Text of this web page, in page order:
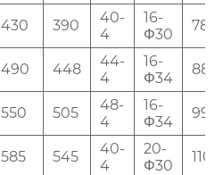
430 390
40-
4
16-
Φ30
780
490 448
44-
4
16-
Φ34
885
550 505
48-
4
16-
Φ34
990
585 545
40-
4
20-
Φ30
1100